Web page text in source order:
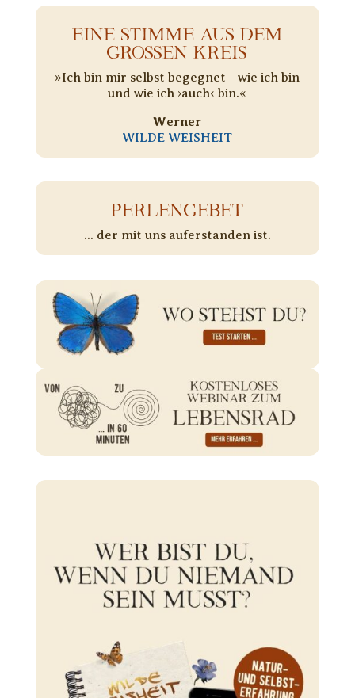
EINE STIMME AUS DEM
GROSSEN KREIS
»Ich bin mir selbst begegnet - wie ich bin
und wie ich ›auch‹ bin.«
Werner
WILDE WEISHEIT
PERLENGEBET
... der mit uns auferstanden ist.